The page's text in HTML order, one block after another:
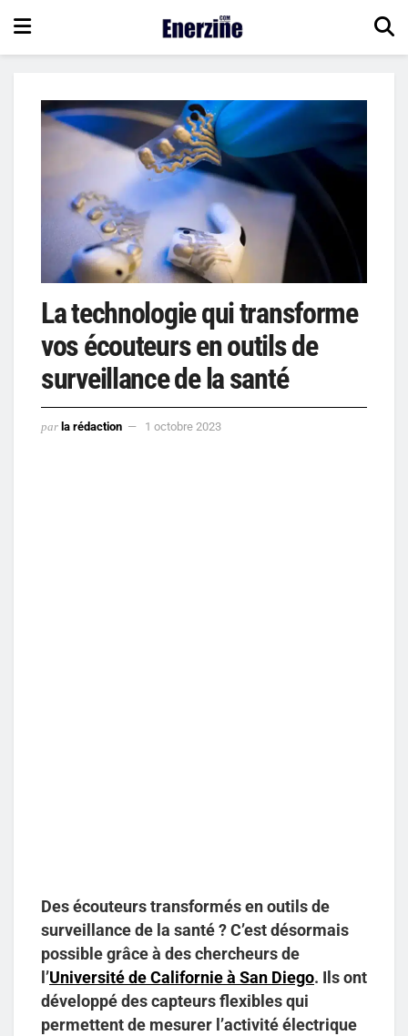
La technologie qui transforme
vos écouteurs en outils de
surveillance de la santé
par la rédaction 1 octobre 2023
Des écouteurs transformés en outils de
surveillance de la santé ? C’est désormais
possible grâce à des chercheurs de
l’Université de Californie à San Diego. Ils ont
développé des capteurs flexibles qui
permettent de mesurer l’activité électrique